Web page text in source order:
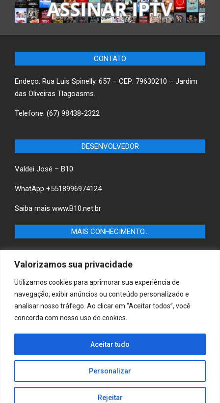
Valorizamos sua privacidade
Utilizamos cookies para aprimorar sua experiência de
navegação, exibir anúncios ou conteúdo personalizado e
analisar nosso tráfego. Ao clicar em “Aceitar todos”, você
concorda com nosso uso de cookies.
Personalizar
Rejeitar
Aceitar tudo
CONTATO
Endeço: Rua Luis Spinelly. 657 – CEP: 79630210 – Jardim
das Oliveiras Tlagoasms.
Telefone: (67) 98438-2322
DESENVOLVEDOR
Valdei José – B10
WhatApp +5518996974124
Saiba mais www.B10.net.br
MAIS CONHECIMENTO…
Castilho-SP e descubra as melhores empresas e serviços
locais.
B10 Brasil – Informação e Poder
MAIS CONHECIMENTO…
Casa & Jardim – Descubra as melhores dicas e
inspirações para transformar sua casa e jardim em
ambientes acolhedores e funcionais.